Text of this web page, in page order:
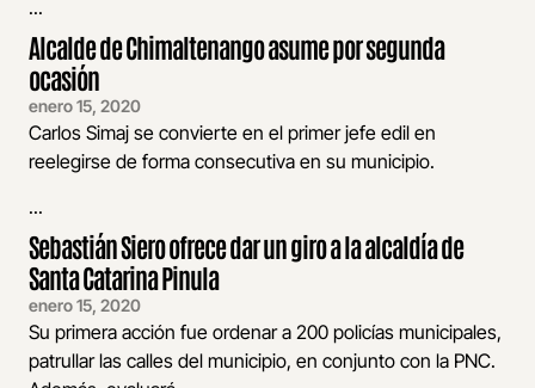
...
Alcalde de Chimaltenango asume por segunda
ocasión
enero 15, 2020
Carlos Simaj se convierte en el primer jefe edil en
reelegirse de forma consecutiva en su municipio.
...
Sebastián Siero ofrece dar un giro a la alcaldía de
Santa Catarina Pinula
enero 15, 2020
Su primera acción fue ordenar a 200 policías municipales,
patrullar las calles del municipio, en conjunto con la PNC.